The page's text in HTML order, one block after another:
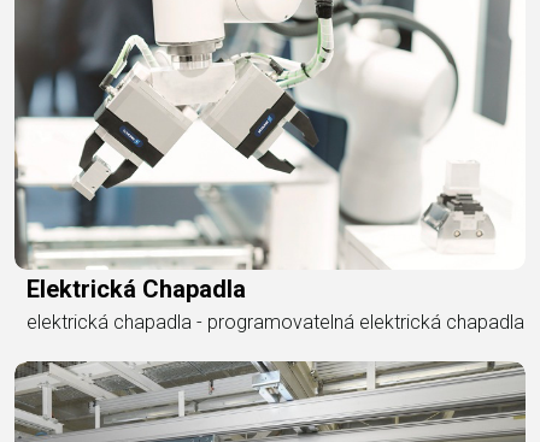
Elektrická Chapadla
elektrická chapadla - programovatelná elektrická chapadla